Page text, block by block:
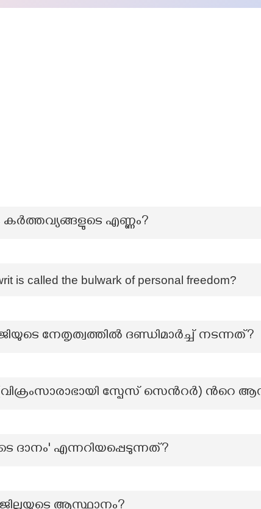
കർത്തവ്യങ്ങളുടെ എണ്ണം?
is called the bulwark of personal freedom?
നേതൃത്വത്തിൽ ദണ്ഡിമാർച്ച് നടന്നത്?
(വിക്രംസാരാഭായി സ്പേസ് സെന്‍റര്‍) ന്‍റെ
ദാനം' എന്നറിയപ്പെടുന്നത്?